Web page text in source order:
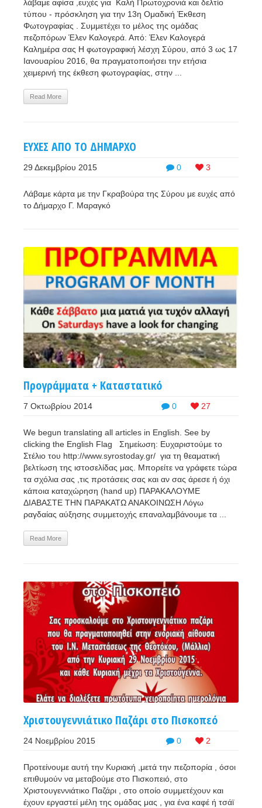
λάβαμε αφίσα ,ευχές για Καλή Πρωτοχρονιά και δελτίο
τύπου - πρόσκληση για την 13η Ομαδική Έκθεση
Φωτογραφίας . Συμμετέχει το μέλος της ομάδας
πεζοπόρων Έλεν Καλογερά. Από: Έλεν Καλογερά
Καλημέρα σας Η φωτογραφική λέσχη Σύρου, από 3 ως 17
Ιανουαρίου 2016, θα πραγματοποιήσει την ετήσια
χειμερινή της έκθεση φωτογραφίας, στην ...
Read More
ΕΥΧΕΣ ΑΠΟ ΤΟ ΔΗΜΑΡΧΟ
0 3
29 Δεκεμβρίου 2015
Λάβαμε κάρτα με την Γκραβούρα της Σύρου με ευχές από
το Δήμαρχο Γ. Μαραγκό
Προγράμματα + Καταστατικό
0 27
7 Οκτωβρίου 2014
We begun translating all articles in English. See by
clicking the English Flag Σημείωση: Ευχαριστούμε το
Στέλιο του http://www.syrostoday.gr/ για τη θεαματική
βελτίωση της ιστοσελίδας μας. Μπορείτε να γράφετε τώρα
τα σχόλια σας ,τις προτάσεις σας και αν σας άρεσε ή όχι
κάποια καταχώρηση (hand up) ΠΑΡΑΚΑΛΟΥΜΕ
ΔΙΑΒΑΣΤΕ ΤΗΝ ΠΑΡΑΚΑΤΩ ΑΝΑΚΟΙΝΩΣΗ Λόγω
ραγδαίας αύξησης συμμετοχής επαναλαμβάνουμε τα ...
Read More
Χριστουγεννιάτικο Παζάρι στο Πισκοπεό
0 2
24 Νοεμβρίου 2015
Προτείνουμε αυτή την Κυριακή ,μετά την πεζοπορία , όσοι
επιθυμούν να μεταβούμε στο Πισκοπειό, στο
Χριστουγεννιάτικο Παζάρι , στο οποίο συμμετέχουν και
έχουν εργαστεί μέλη της ομάδας μας , για ένα καφέ ή τσάϊ